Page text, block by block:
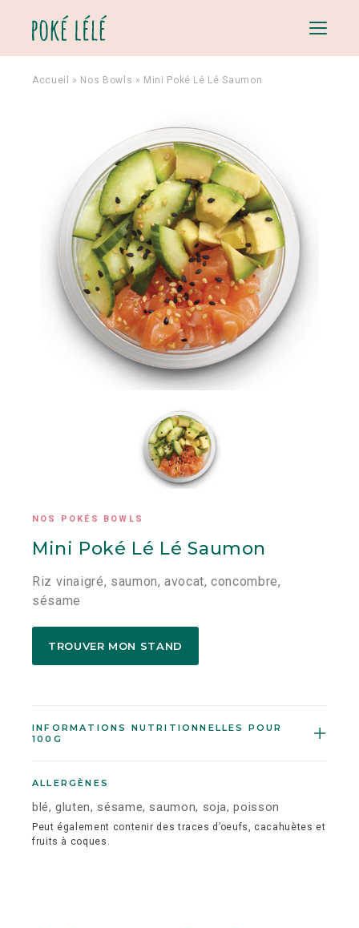
Menu
Accueil » Nos Bowls » Mini Poké Lé Lé Saumon
NOS POKÉS BOWLS
Mini Poké Lé Lé Saumon
Riz vinaigré, saumon, avocat, concombre,
sésame
TROUVER MON STAND
INFORMATIONS NUTRITIONNELLES POUR
100G
ALLERGÈNES
blé, gluten, sésame, saumon, soja, poisson
Peut également contenir des traces d’oeufs, cacahuètes et
fruits à coques.